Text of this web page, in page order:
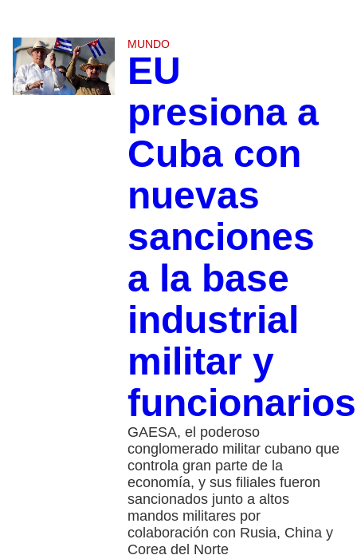
MUNDO
EU
presiona a
Cuba con
nuevas
sanciones
a la base
industrial
militar y
funcionarios
GAESA, el poderoso
conglomerado militar cubano que
controla gran parte de la
economía, y sus filiales fueron
sancionados junto a altos
mandos militares por
colaboración con Rusia, China y
Corea del Norte